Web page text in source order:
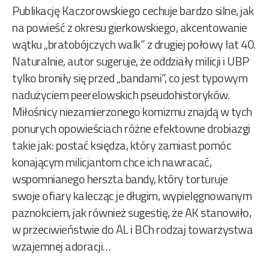
Publikację Kaczorowskiego cechuje bardzo silne, jak
na powieść z okresu gierkowskiego, akcentowanie
wątku „bratobójczych walk” z drugiej połowy lat 40.
Naturalnie, autor sugeruje, że oddziały milicji i UBP
tylko broniły się przed „bandami”, co jest typowym
nadużyciem peerelowskich pseudohistoryków.
Miłośnicy niezamierzonego komizmu znajdą w tych
ponurych opowieściach różne efektowne drobiazgi
takie jak: postać księdza, który zamiast pomóc
konającym milicjantom chce ich nawracać,
wspomnianego herszta bandy, który torturuje
swoje ofiary kalecząc je długim, wypielęgnowanym
paznokciem, jak również sugestię, że AK stanowiło,
w przeciwieństwie do AL i BCh rodzaj towarzystwa
wzajemnej adoracji…